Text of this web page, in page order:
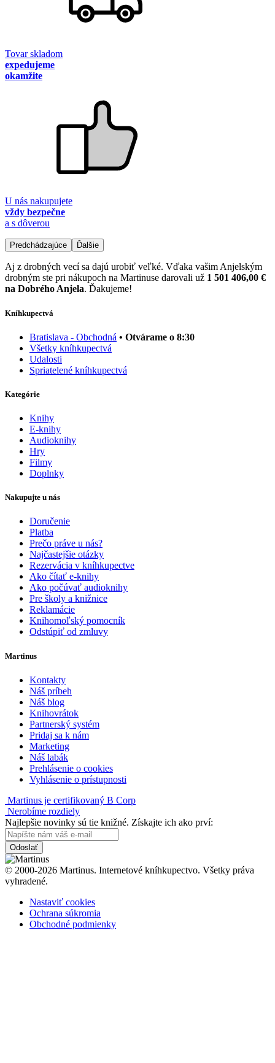
Tovar skladom
expedujeme
okamžite
U nás nakupujete
vždy bezpečne
a s dôverou
Predchádzajúce Ďalšie
Aj z drobných vecí sa dajú urobiť veľké. Vďaka vašim Anjelským
drobným ste pri nákupoch na Martinuse darovali už 1 501 406,00 €
na Dobrého Anjela. Ďakujeme!
Kníhkupectvá
Bratislava - Obchodná • Otvárame o 8:30
Všetky kníhkupectvá
Udalosti
Spriatelené kníhkupectvá
Kategórie
Knihy
E-knihy
Audioknihy
Hry
Filmy
Doplnky
Nakupujte u nás
Doručenie
Platba
Prečo práve u nás?
Najčastejšie otázky
Rezervácia v kníhkupectve
Ako čítať e-knihy
Ako počúvať audioknihy
Pre školy a knižnice
Reklamácie
Knihomoľský pomocník
Odstúpiť od zmluvy
Martinus
Kontakty
Náš príbeh
Náš blog
Knihovrátok
Partnerský systém
Pridaj sa k nám
Marketing
Náš labák
Prehlásenie o cookies
Vyhlásenie o prístupnosti
Martinus je certifikovaný B Corp
Nerobíme rozdiely
Najlepšie novinky sú tie knižné. Získajte ich ako prví:
Odoslať
© 2000-2026 Martinus. Internetové kníhkupectvo. Všetky práva
vyhradené.
Nastaviť cookies
Ochrana súkromia
Obchodné podmienky